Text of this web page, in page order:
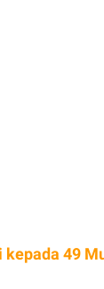
kepada 49